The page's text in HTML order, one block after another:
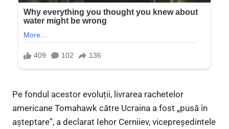
Pe fondul acestor evoluții, livrarea rachetelor
americane Tomahawk către Ucraina a fost „pusă în
așteptare”, a declarat Iehor Cerniiev, vicepreședintele